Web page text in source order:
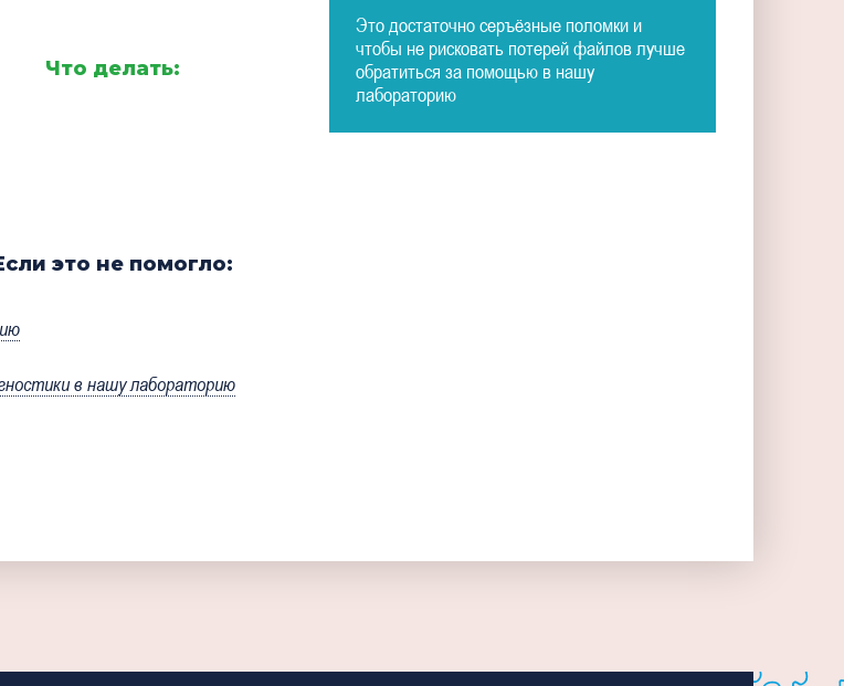
Что делать:
Это достаточно серъёзные поломки и
чтобы не рисковать потерей файлов лучше
обратиться за помощью в нашу
лабораторию
это не помогло:
в нашу лабораторию